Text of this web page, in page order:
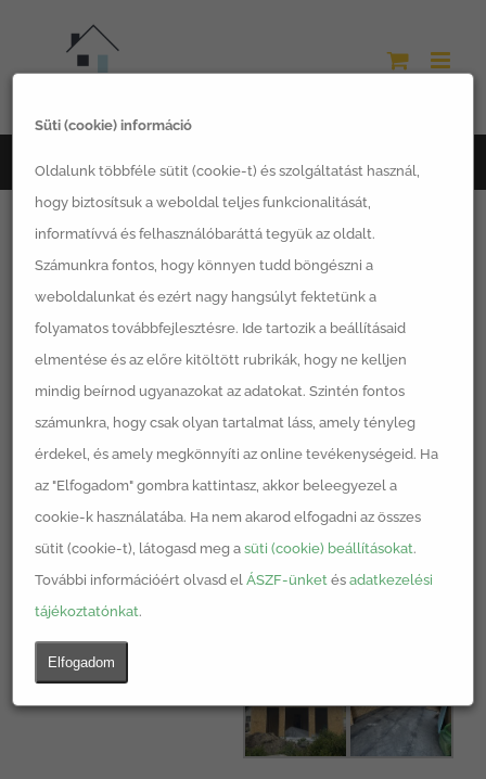
Süti (cookie) információ
Oldalunk többféle sütit (cookie-t) és szolgáltatást használ,
hogy biztosítsuk a weboldal teljes funkcionalitását,
informatívvá és felhasználóbaráttá tegyük az oldalt.
Számunkra fontos, hogy könnyen tudd böngészni a
weboldalunkat és ezért nagy hangsúlyt fektetünk a
folyamatos továbbfejlesztésre. Ide tartozik a beállításaid
elmentése és az előre kitöltött rubrikák, hogy ne kelljen
mindig beírnod ugyanazokat az adatokat. Szintén fontos
számunkra, hogy csak olyan tartalmat láss, amely tényleg
érdekel, és amely megkönnyíti az online tevékenységeid. Ha
az "Elfogadom" gombra kattintasz, akkor beleegyezel a
cookie-k használatába. Ha nem akarod elfogadni az összes
sütit (cookie-t), látogasd meg asüti (cookie) beállításokat.
További információért olvasd elÁSZF-ünket ésadatkezelési
tájékoztatónkat.
Elfogadom
Főoldal Kápolnásnyék 2